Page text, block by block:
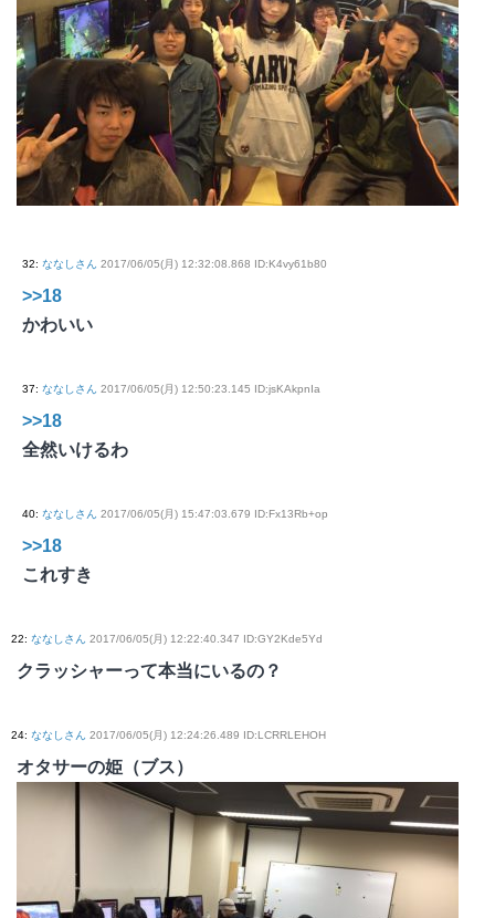
32: ななしさん 2017/06/05(月) 12:32:08.868 ID:K4vy61b80
>>18
かわいい
37: ななしさん 2017/06/05(月) 12:50:23.145 ID:jsKAkpnIa
>>18
全然いけるわ
40: ななしさん 2017/06/05(月) 15:47:03.679 ID:Fx13Rb+op
>>18
これすき
22: ななしさん 2017/06/05(月) 12:22:40.347 ID:GY2Kde5Yd
クラッシャーって本当にいるの？
24: ななしさん 2017/06/05(月) 12:24:26.489 ID:LCRRLEHOH
オタサーの姫（ブス）